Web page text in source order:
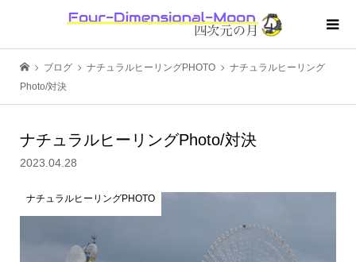
ブログ ナチュラルヒーリングPHOTO
ナチュラルヒーリング
Photo/対決
ナチュラルヒーリングPhoto/対決
2023.04.28
ナチュラルヒーリングPHOTO